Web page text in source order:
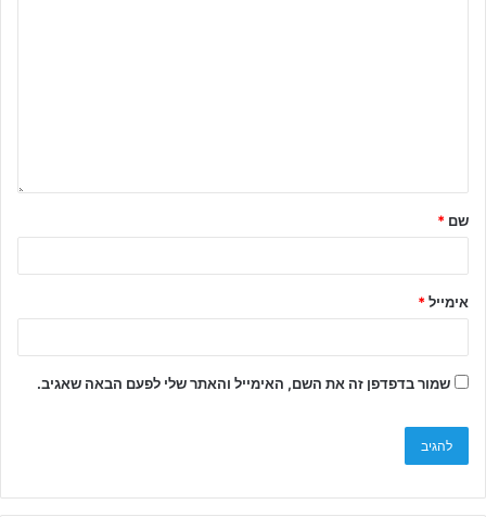
שם *
אימייל*
שמור בדפדפן זה את השם, האימייל והאתר שלי לפעם הבאה שאגיב.